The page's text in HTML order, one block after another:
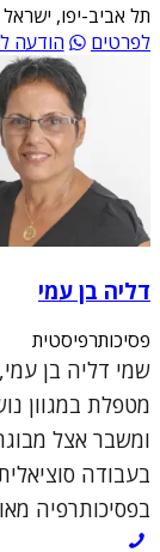
תל אביב-יפו, ישראל
לפרטים
הודעה
דליה בן עמי
פסיכותרפיסטית
שמי דליה בן
מטפלת במגוון
ומשבר אצל
בעבודה
בפסיכותרפיה